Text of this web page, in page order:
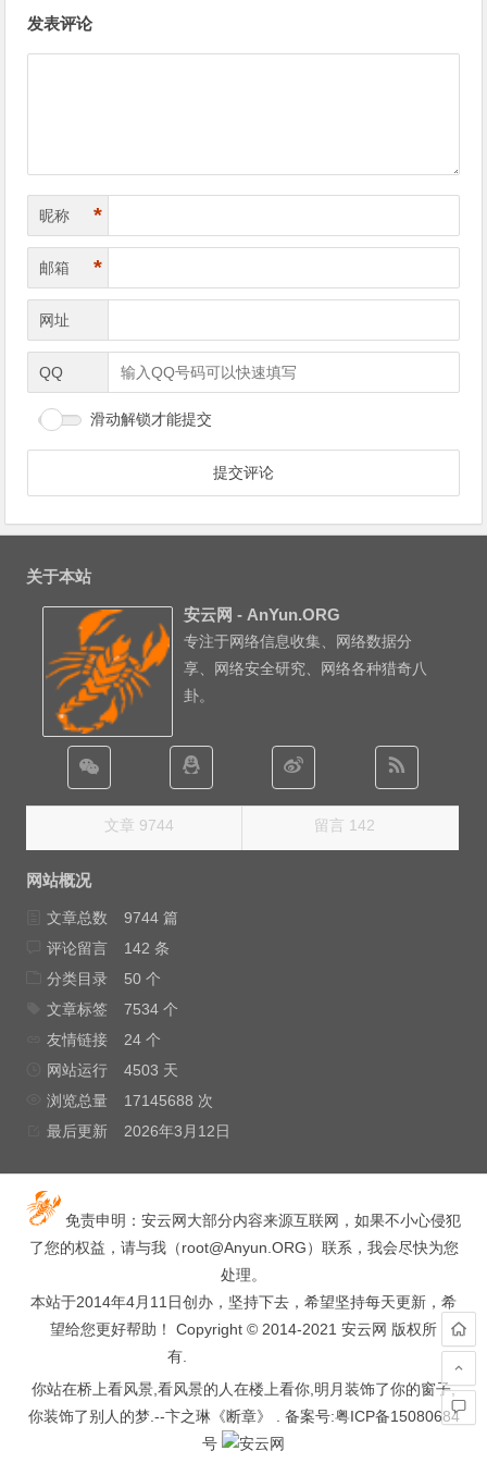
发表评论
昵称 *
邮箱 *
网址
QQ
滑动解锁才能提交
关于本站
安云网 - AnYun.ORG
专注于网络信息收集、网络数据分
享、网络安全研究、网络各种猎奇八
卦。
文章 9744 留言 142
网站概况
文章总数
9744 篇
评论留言
142 条
分类目录
50 个
文章标签
7534 个
友情链接
24 个
网站运行
4503 天
浏览总量
17145688 次
最后更新
2026年3月12日
免责申明：安云网大部分内容来源互联网，如果不小心侵犯
了您的权益，请与我（root@Anyun.ORG）联系，我会尽快为您
处理。
本站于2014年4月11日创办，坚持下去，希望坚持每天更新，希
望给您更好帮助！ Copyright © 2014-2021 安云网 版权所
有.
你站在桥上看风景,看风景的人在楼上看你,明月装饰了你的窗子,
你装饰了别人的梦.--卞之琳《断章》 . 备案号:粤ICP备15080684
号